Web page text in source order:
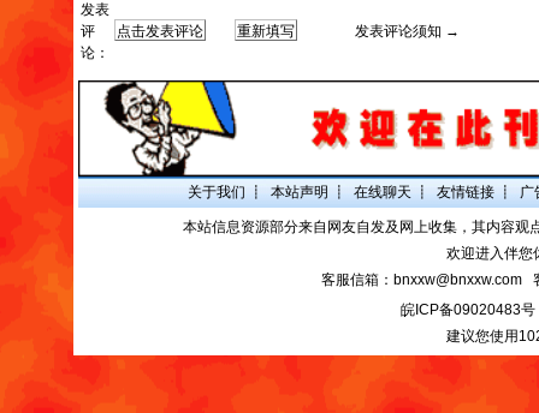
发表
评
论：
发表评论须知 →
关于我们 ┋ 本站声明 ┋ 在线聊天 ┋ 友情链接 ┋ 广
本站信息资源部分来自网友自发及网上收集，其内容
欢迎进入伴您
客服信箱：bnxxw@bnxxw.com
皖ICP备09020483号
建议您使用